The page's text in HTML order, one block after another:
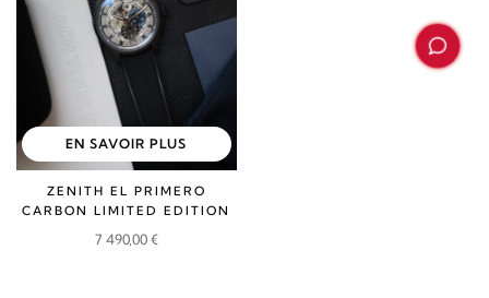
EN SAVOIR PLUS
ZENITH EL PRIMERO
CARBON LIMITED EDITION
7 490,00€